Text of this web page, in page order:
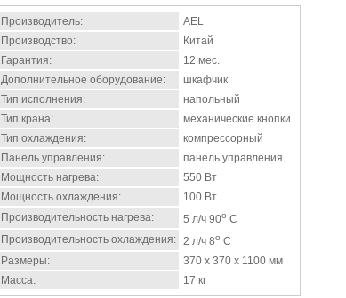
Производитель:
AEL
Производство:
Китай
Гарантия:
12 мес.
Дополнительное оборудование:
шкафчик
Тип исполнения:
напольный
Тип крана:
механические кнопки
Тип охлаждения:
компрессорный
Панель управления:
панель управления
Мощность нагрева:
550 Вт
Мощность охлаждения:
100 Вт
Производительность нагрева:
5 л/ч 90o C
Производительность охлаждения: 2 л/ч 8o C
Размеры:
370 х 370 х 1100 мм
Масса:
17 кг